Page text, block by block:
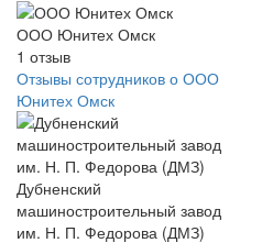
ООО Юнитех Омск
1 отзыв
Отзывы сотрудников о ООО
Юнитех Омск
Дубненский
машиностроительный завод
им. Н. П. Федорова (ДМЗ)